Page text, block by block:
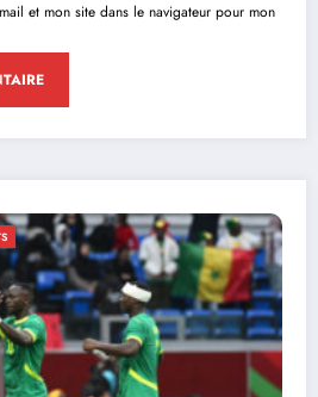
et mon site dans le navigateur pour mon
ACTU NON CLASSÉ SPORTS